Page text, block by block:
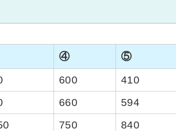
④ ⑤
600 410
660 594
750 840